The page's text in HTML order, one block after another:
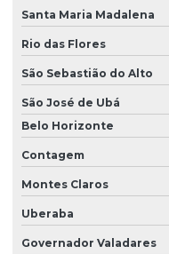
Santa Maria Madalena
Rio das Flores
São Sebastião do Alto
São José de Ubá
Belo Horizonte
Contagem
Montes Claros
Uberaba
Governador Valadares